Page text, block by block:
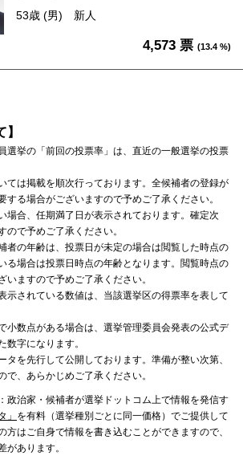
53歳 (男) 新人
4,573 票 (13.4 %)
選挙の「前回の投票率」は、直近の一般選挙の投票
ては掲載を順次行っております。全候補者の登録が
する場合がございますので予めご了承ください。
場合、任期満了日が表示されております。確定次
ので予めご了承ください。
者の年齢は、投票日が未定の場合は閲覧した時点の
る場合は投票日時点の年齢となります。閲覧時点の
いますので予めご了承ください。
示されている数値は、当該選挙区の得票率を表して
小数点がある場合は、選挙管理委員会発表の公式デ
数字になります。
を先行して公開しております。準備が整い次第、
で、あらかじめご了承ください。
政治家・候補者が選挙ドットコム上で情報を発信す
」 を有料（選挙種別ごとに同一価格）でご提供して
方はご自身で情報を書き込むことができますので、
があります。